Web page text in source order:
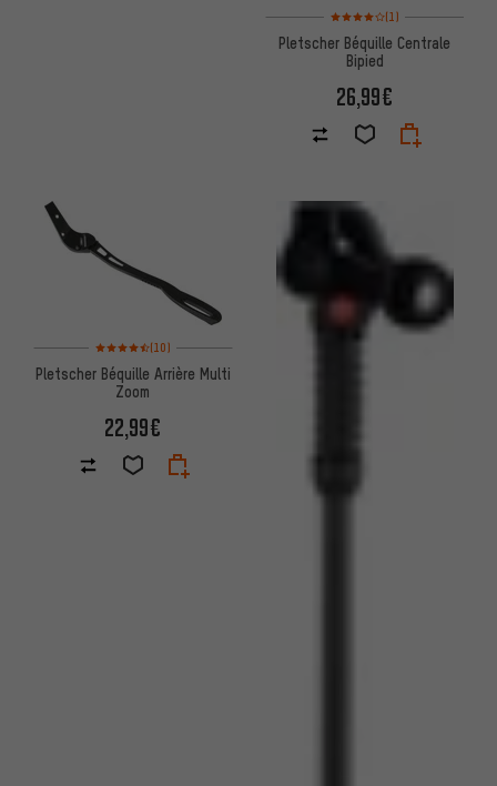
Note moyenne : 4 sur 5
(1)
Pletscher Béquille Centrale
Bipied
26,99€
Note moyenne : 4,5 sur 5 d'après 10 avis
(10)
Pletscher Béquille Arrière Multi
Zoom
22,99€